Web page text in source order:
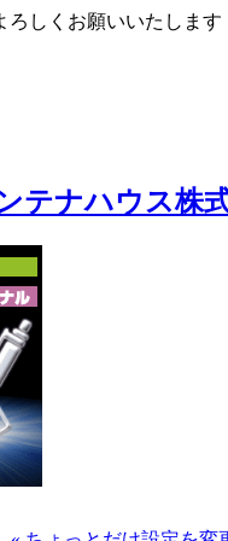
しくお願いいたします
テナハウス株